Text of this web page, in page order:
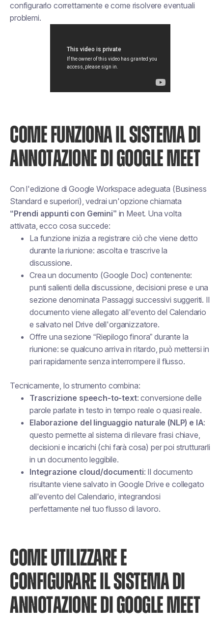
configurarlo correttamente e come risolvere eventuali
problemi.
COME FUNZIONA IL SISTEMA DI
ANNOTAZIONE DI GOOGLE MEET
Con l'edizione di Google Workspace adeguata (Business
Standard e superiori), vedrai un'opzione chiamata
“Prendi appunti con Gemini” in Meet. Una volta
attivata, ecco cosa succede:
La funzione inizia a registrare ciò che viene detto
durante la riunione: ascolta e trascrive la
discussione.
Crea un documento (Google Doc) contenente:
punti salienti della discussione, decisioni prese e una
sezione denominata Passaggi successivi suggeriti. Il
documento viene allegato all'evento del Calendario
e salvato nel Drive dell'organizzatore.
Offre una sezione “Riepilogo finora” durante la
riunione: se qualcuno arriva in ritardo, può mettersi in
pari rapidamente senza interrompere il flusso.
Tecnicamente, lo strumento combina:
Trascrizione speech-to-text: conversione delle
parole parlate in testo in tempo reale o quasi reale.
Elaborazione del linguaggio naturale (NLP) e IA:
questo permette al sistema di rilevare frasi chiave,
decisioni e incarichi (chi farà cosa) per poi strutturarli
in un documento leggibile.
Integrazione cloud/documenti: Il documento
risultante viene salvato in Google Drive e collegato
all'evento del Calendario, integrandosi
perfettamente nel tuo flusso di lavoro.
COME UTILIZZARE E
CONFIGURARE IL SISTEMA DI
ANNOTAZIONE DI GOOGLE MEET